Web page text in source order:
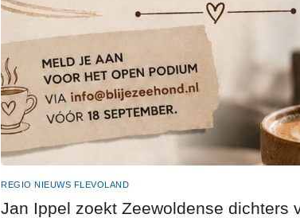
REGIO NIEUWS FLEVOLAND
Jan Ippel zoekt Zeewoldense dichters